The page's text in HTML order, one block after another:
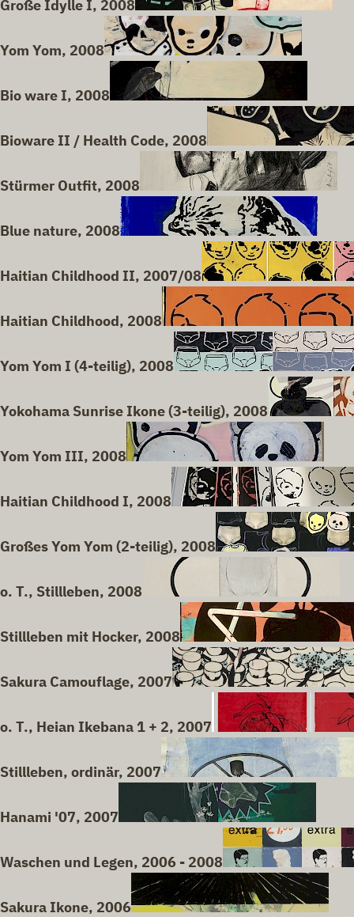
Große Idylle I, 2008
Yom Yom, 2008
Bio ware I, 2008
Bioware II / Health Code, 2008
Stürmer Outfit, 2008
Blue nature, 2008
Haitian Childhood II, 2007/08
Haitian Childhood, 2008
Yom Yom I (4-teilig), 2008
Yokohama Sunrise Ikone (3-teilig), 2008
Yom Yom III, 2008
Haitian Childhood I, 2008
Großes Yom Yom (2-teilig), 2008
o. T., Stillleben, 2008
Stillleben mit Hocker, 2008
Sakura Camouflage, 2007
o. T., Heian Ikebana 1 + 2, 2007
Stillleben, ordinär, 2007
Hanami '07, 2007
Waschen und Legen, 2006 - 2008
Sakura Ikone, 2006